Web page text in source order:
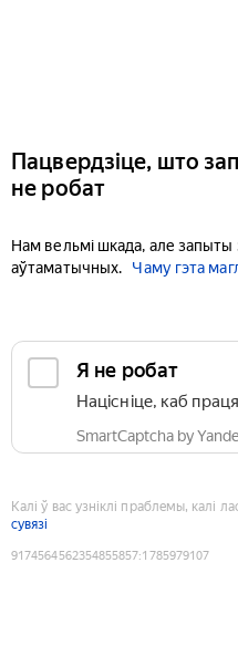
Пацвердзіце, што
не робат
Нам вельмі шкада, але
аўтаматычных.
Чаму гэта
Я не робат
Націсніце, каб
SmartCaptcha by
Калі ў вас узніклі праблемы, калі
сувязі
9174564562354855857:1785979107